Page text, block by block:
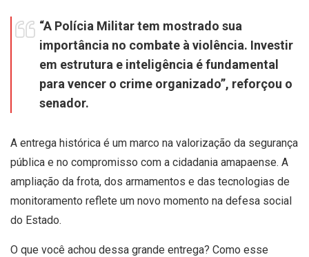
“A Polícia Militar tem mostrado sua
importância no combate à violência. Investir
em estrutura e inteligência é fundamental
para vencer o crime organizado”, reforçou o
senador.
A entrega histórica é um marco na valorização da segurança
pública e no compromisso com a cidadania amapaense. A
ampliação da frota, dos armamentos e das tecnologias de
monitoramento reflete um novo momento na defesa social
do Estado.
O que você achou dessa grande entrega? Como esse